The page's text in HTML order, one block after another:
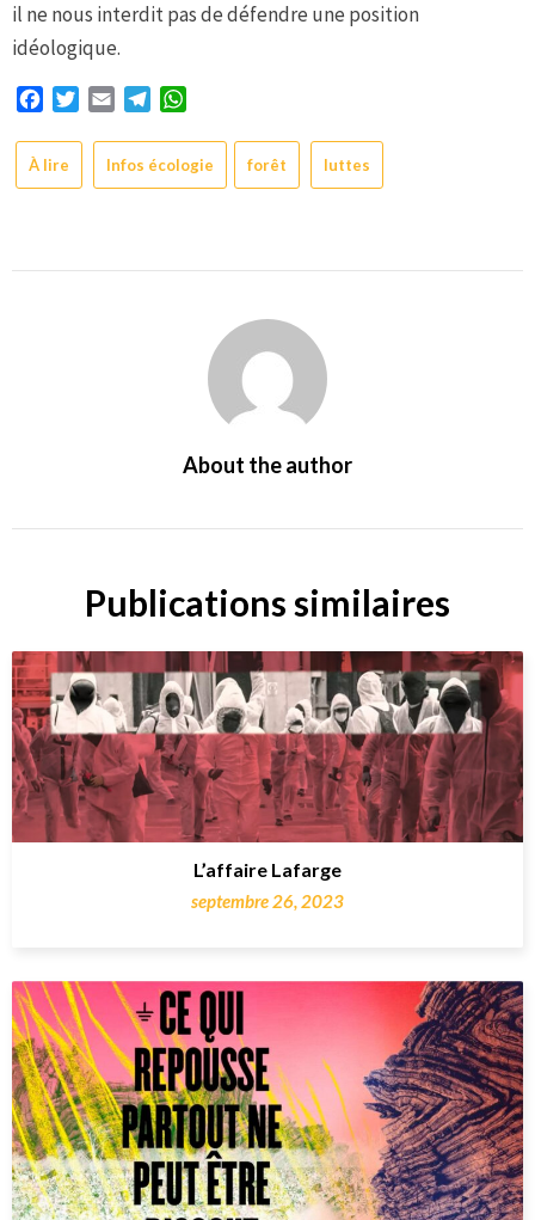
il ne nous interdit pas de défendre une position
idéologique.
Facebook
Twitter
Email Telegram
À lire Infos écologie forêt luttes
About the author
Publications similaires
L’affaire Lafarge
septembre 26, 2023